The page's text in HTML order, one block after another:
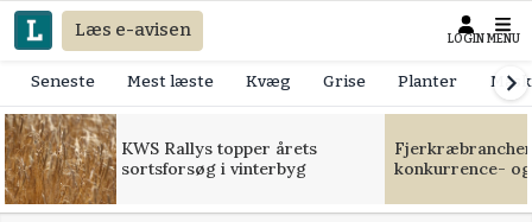
Læs e-avisen LOGIN MENU
Seneste Mest læste Kvæg Grise Planter
KWS Rallys topper årets
sortsforsøg i vinterbyg
konkurrence-